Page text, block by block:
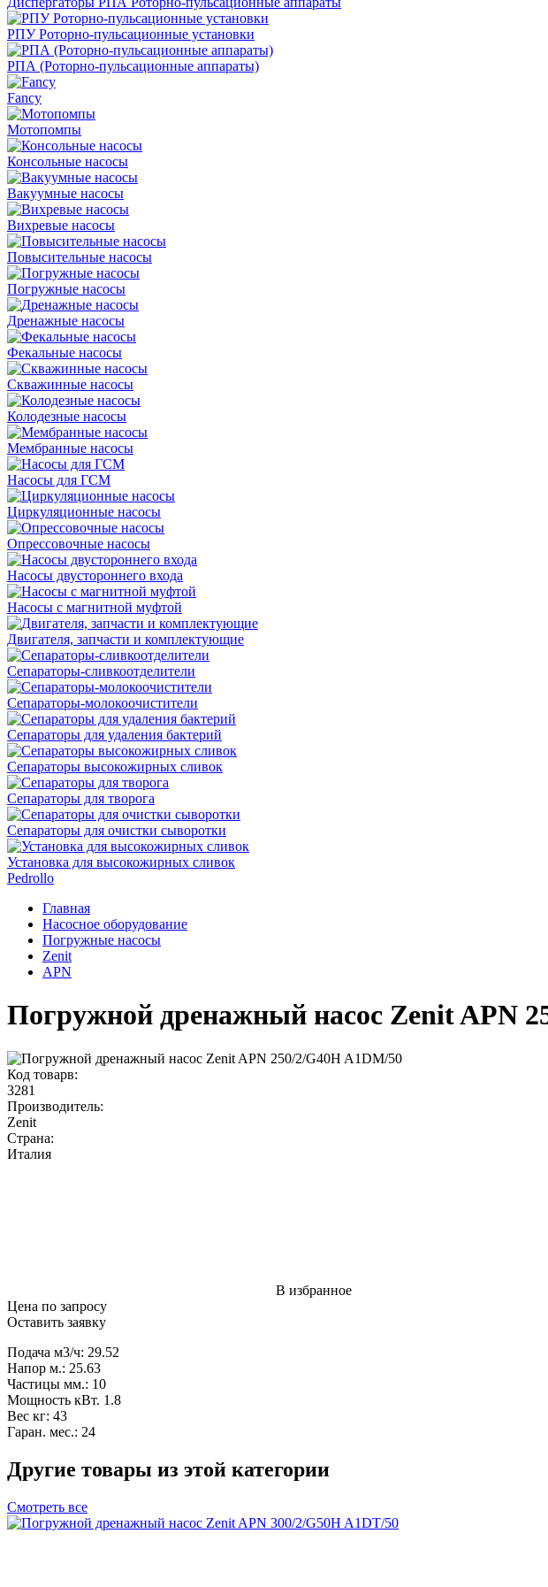
РПУ Роторно-пульсационные установки
РПА (Роторно-пульсационные аппараты)
Fancy
Мотопомпы
Консольные насосы
Вакуумные насосы
Вихревые насосы
Повысительные насосы
Погружные насосы
Дренажные насосы
Фекальные насосы
Скважинные насосы
Колодезные насосы
Мембранные насосы
Насосы для ГСМ
Циркуляционные насосы
Опрессовочные насосы
Насосы двустороннего входа
Насосы с магнитной муфтой
Двигателя, запчасти и комплектующие
Сепараторы-сливкоотделители
Сепараторы-молокоочистители
Сепараторы для удаления бактерий
Сепараторы высокожирных сливок
Сепараторы для творога
Сепараторы для очистки сыворотки
Установка для высокожирных сливок
Pedrollo
Главная
Насосное оборудование
Погружные насосы
Zenit
APN
Погружной дренажный насос Zenit APN
Код товарв:
3281
Производитель:
Zenit
Страна:
Италия
В избранное
Цена по запросу
Оставить заявку
Подача м3/ч: 29.52
Напор м.: 25.63
Частицы мм.: 10
Мощность кВт. 1.8
Вес кг: 43
Гаран. мес.: 24
Другие товары из этой категории
Смотреть все